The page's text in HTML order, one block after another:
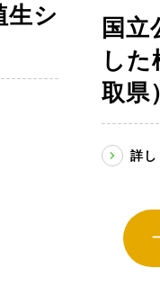
生シ
国立
した
取県）
詳し